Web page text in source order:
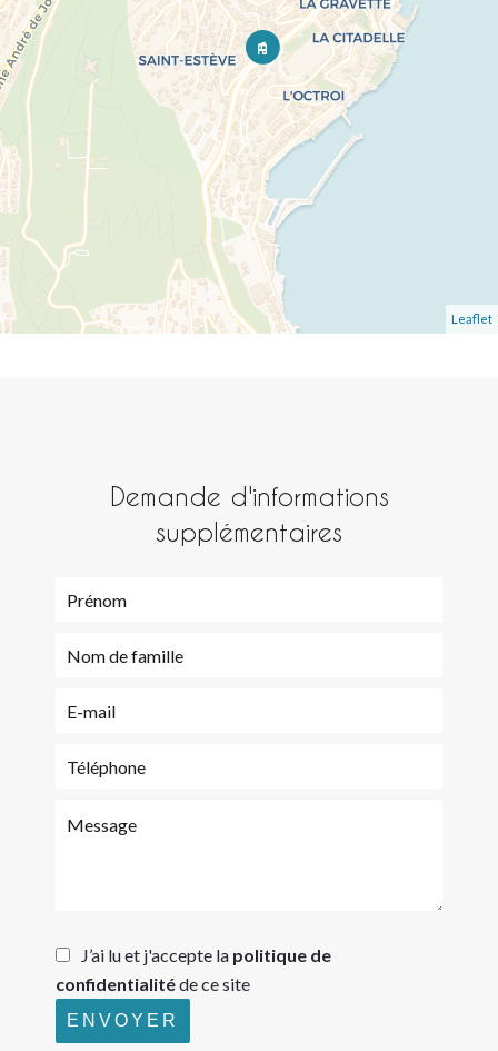
Leaflet
Demande d'informations
supplémentaires
J’ai lu et j'accepte la politique de
confidentialitéde ce site
ENVOYER